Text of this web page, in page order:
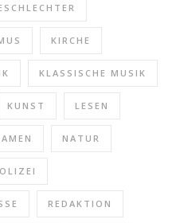
KIRCHE
KLASSISCHE MUSIK
KUNST LESEN
NATUR
REDAKTION